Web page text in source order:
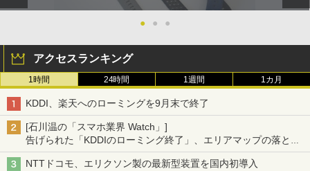
● ● ●
アクセスランキング
1時間 24時間 1週間 1カ月
KDDI、楽天へのローミングを9月末で終了
[石川温の「スマホ業界 Watch」]
告げられた「KDDIのローミング終了」、エリアマップの落とし
穴と楽天モバイルの課題
NTTドコモ、エリクソン製の最新型装置を国内初導入